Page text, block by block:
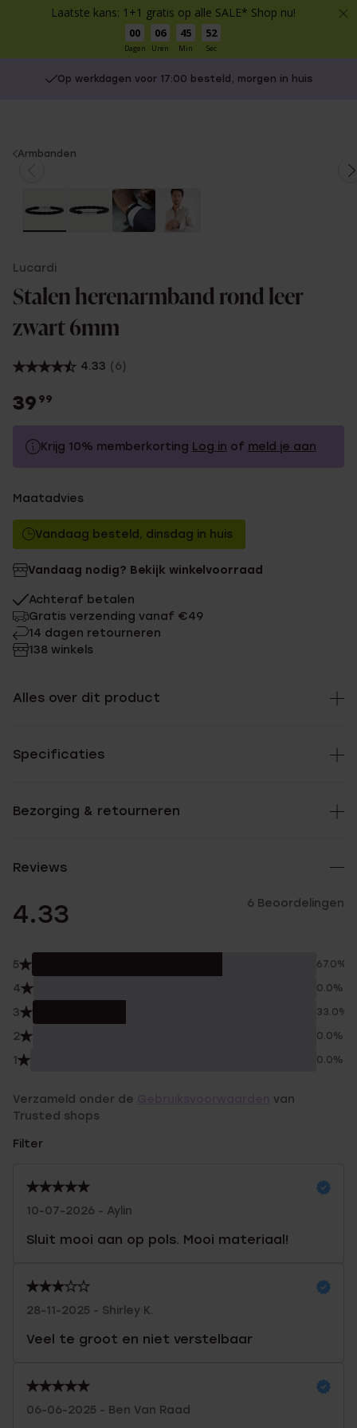
Laatste kans: 1+1 gratis op alle SALE* Shop nu!
00
Dagen
06
Uren
45
Min
52
Sec
Op werkdagen voor 17:00 besteld, morgen in huis
You
Armbanden
Lucardi
Stalen herenarmband rond leer
zwart 6mm
4.33 (6)
39 99
Krijg 10% memberkorting Log in of meld je aan
Zonder memberkorting
Maatadvies
Vandaag besteld, dinsdag in huis
Vandaag nodig? Bekijk winkelvoorraad
Achteraf betalen
Gratis verzending vanaf €49
14 dagen retourneren
138 winkels
Alles over dit product
Specificaties
Bezorging & retourneren
Reviews
4.33 6 Beoordelingen
5 67.0%
4 0.0%
3 33.0%
2 0.0%
1 0.0%
Verzameld onder de
van
Trusted shops
Filter
10-07-2026 - Aylin
Sluit mooi aan op pols. Mooi materiaal!
28-11-2025 - Shirley K.
Veel te groot en niet verstelbaar
06-06-2025 - Ben Van Raad